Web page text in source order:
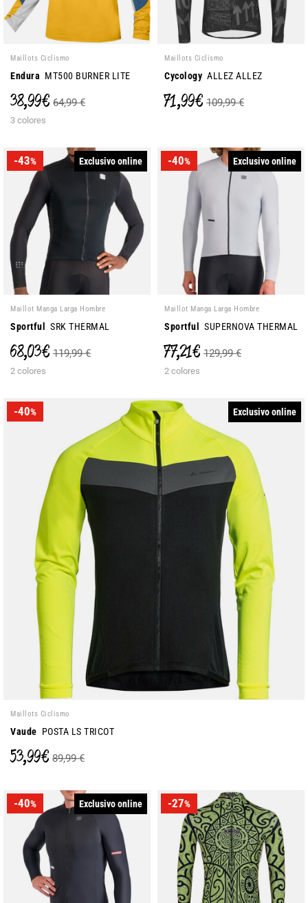
Maillots Ciclismo
Endura MT500 BURNER LITE
38,99 € 64,99 €
3 colores
Maillots Ciclismo
Cycology ALLEZ ALLEZ
71,99 € 109,99 €
-43% Exclusivo online
Maillot Manga Larga Hombre
Sportful SRK THERMAL
68,03 € 119,99 €
2 colores
-40% Exclusivo online
Maillot Manga Larga Hombre
Sportful SUPERNOVA THERMAL
77,21 € 129,99 €
2 colores
-40% Exclusivo online
Maillots Ciclismo
Vaude POSTA LS TRICOT
53,99 € 89,99 €
-40% Exclusivo online -27%